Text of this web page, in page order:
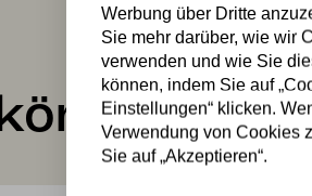
Werbung über Dritte
Sie mehr darüber, wie wir
verwenden und wie Sie
können, indem Sie auf
Einstellungen“ klicken.
Verwendung von Cookies
Sie auf „Akzeptieren“.